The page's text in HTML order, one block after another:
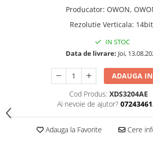
Producator: OWON,
Rezolutie Verticala: 14bit
IN STOC
Data de livrare: Joi,
ADAUGA IN
Cod Produs: XDS3204AE
Ai nevoie de ajutor?
Adauga la Favorite Cere